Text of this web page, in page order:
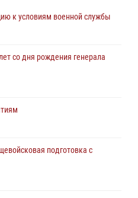
к условиям военной службы
со дня рождения генерала
подготовка с